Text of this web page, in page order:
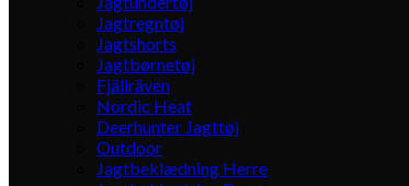
Jagtregntøj
Jagtshorts
Jagtbørnetøj
Fjällräven
Nordic Heat
Deerhunter Jagttøj
Outdoor
Jagtbeklædning Herre